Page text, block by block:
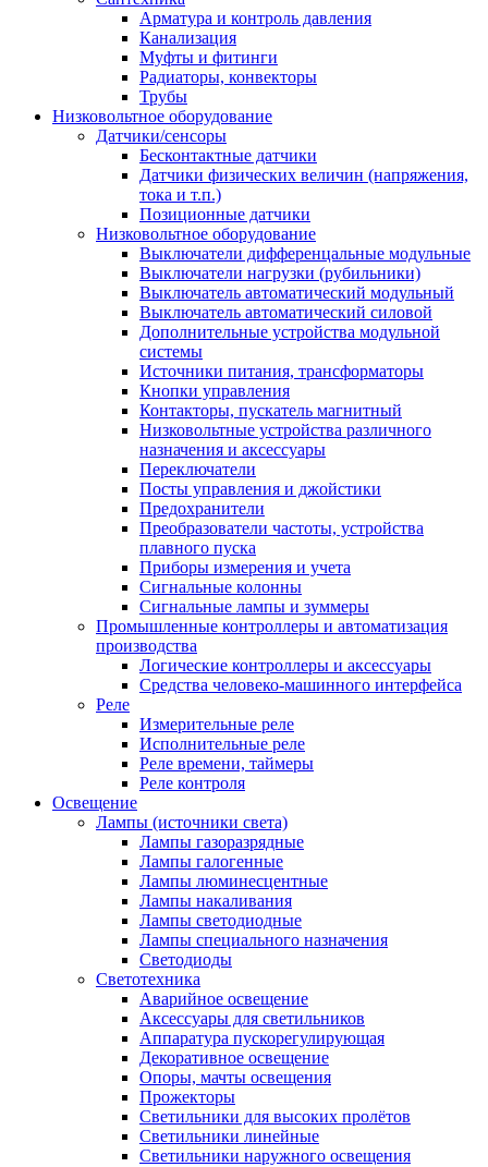
Арматура и контроль давления
Канализация
Муфты и фитинги
Радиаторы, конвекторы
Трубы
Низковольтное оборудование
Датчики/сенсоры
Бесконтактные датчики
Датчики физических величин (напряжения,
тока и т.п.)
Позиционные датчики
Низковольтное оборудование
Выключатели дифференцальные модульные
Выключатели нагрузки (рубильники)
Выключатель автоматический модульный
Выключатель автоматический силовой
Дополнительные устройства модульной
системы
Источники питания, трансформаторы
Кнопки управления
Контакторы, пускатель магнитный
Низковольтные устройства различного
назначения и аксессуары
Переключатели
Посты управления и джойстики
Предохранители
Преобразователи частоты, устройства
плавного пуска
Приборы измерения и учета
Сигнальные колонны
Сигнальные лампы и зуммеры
Промышленные контроллеры и автоматизация
производства
Логические контроллеры и аксессуары
Средства человеко-машинного интерфейса
Реле
Измерительные реле
Исполнительные реле
Реле времени, таймеры
Реле контроля
Освещение
Лампы (источники света)
Лампы газоразрядные
Лампы галогенные
Лампы люминесцентные
Лампы накаливания
Лампы светодиодные
Лампы специального назначения
Светодиоды
Светотехника
Аварийное освещение
Аксессуары для светильников
Аппаратура пускорегулирующая
Декоративное освещение
Опоры, мачты освещения
Прожекторы
Светильники для высоких пролётов
Светильники линейные
Светильники наружного освещения